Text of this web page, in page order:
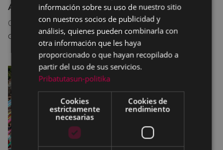
Argazkilaritza maiatzean
08/05/202618:30 -31/05/202620:30
COLISEO ANTZOKIA
información sobre su uso de nuestro sitio
con nuestros socios de publicidad y
análisis, quienes pueden combinarla con
otra información que les haya
proporcionado o que hayan recopilado a
partir del uso de sus servicios.
Pribatutasun-politika
Cookies
estrictamente
necesarias
Cookies de
rendimiento